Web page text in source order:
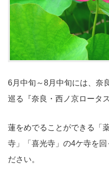
6月中旬～8月中旬には、奈
巡る『奈良・西ノ京ロータ
蓮をめでることができる「
寺」「喜光寺」の4ケ寺を
ださい。